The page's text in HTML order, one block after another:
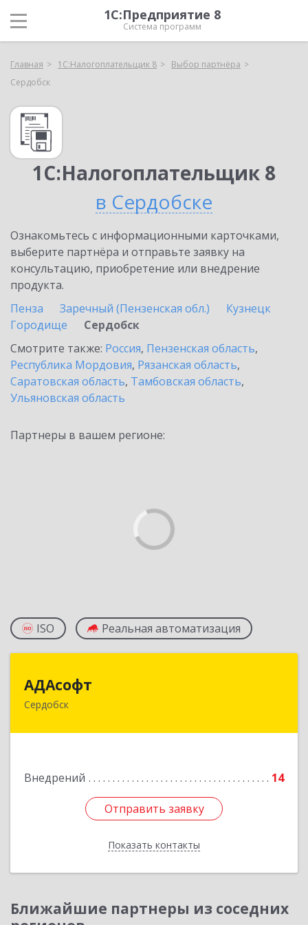
1С:Предприятие 8
Система программ
Главная 1С:Налогоплательщик 8
Выбор партнёра
Сердобск
1С:Налогоплательщик 8
в Сердобске
Ознакомьтесь с информационными карточками,
выберите партнёра и отправьте заявку на
консультацию, приобретение или внедрение
продукта.
Пенза
Заречный (Пензенская обл.)
Кузнецк
Городище
Сердобск
Смотрите также: Россия, Пензенская область,
Республика Мордовия, Рязанская область,
Саратовская область, Тамбовская область,
Ульяновская область
Партнеры в вашем регионе:
ISO Реальная автоматизация
АДАсофт
Сердобск
Внедрений 14
Отправить заявку
Показать контакты
Отправить заявку
Назад
Ближайшие партнеры из соседних